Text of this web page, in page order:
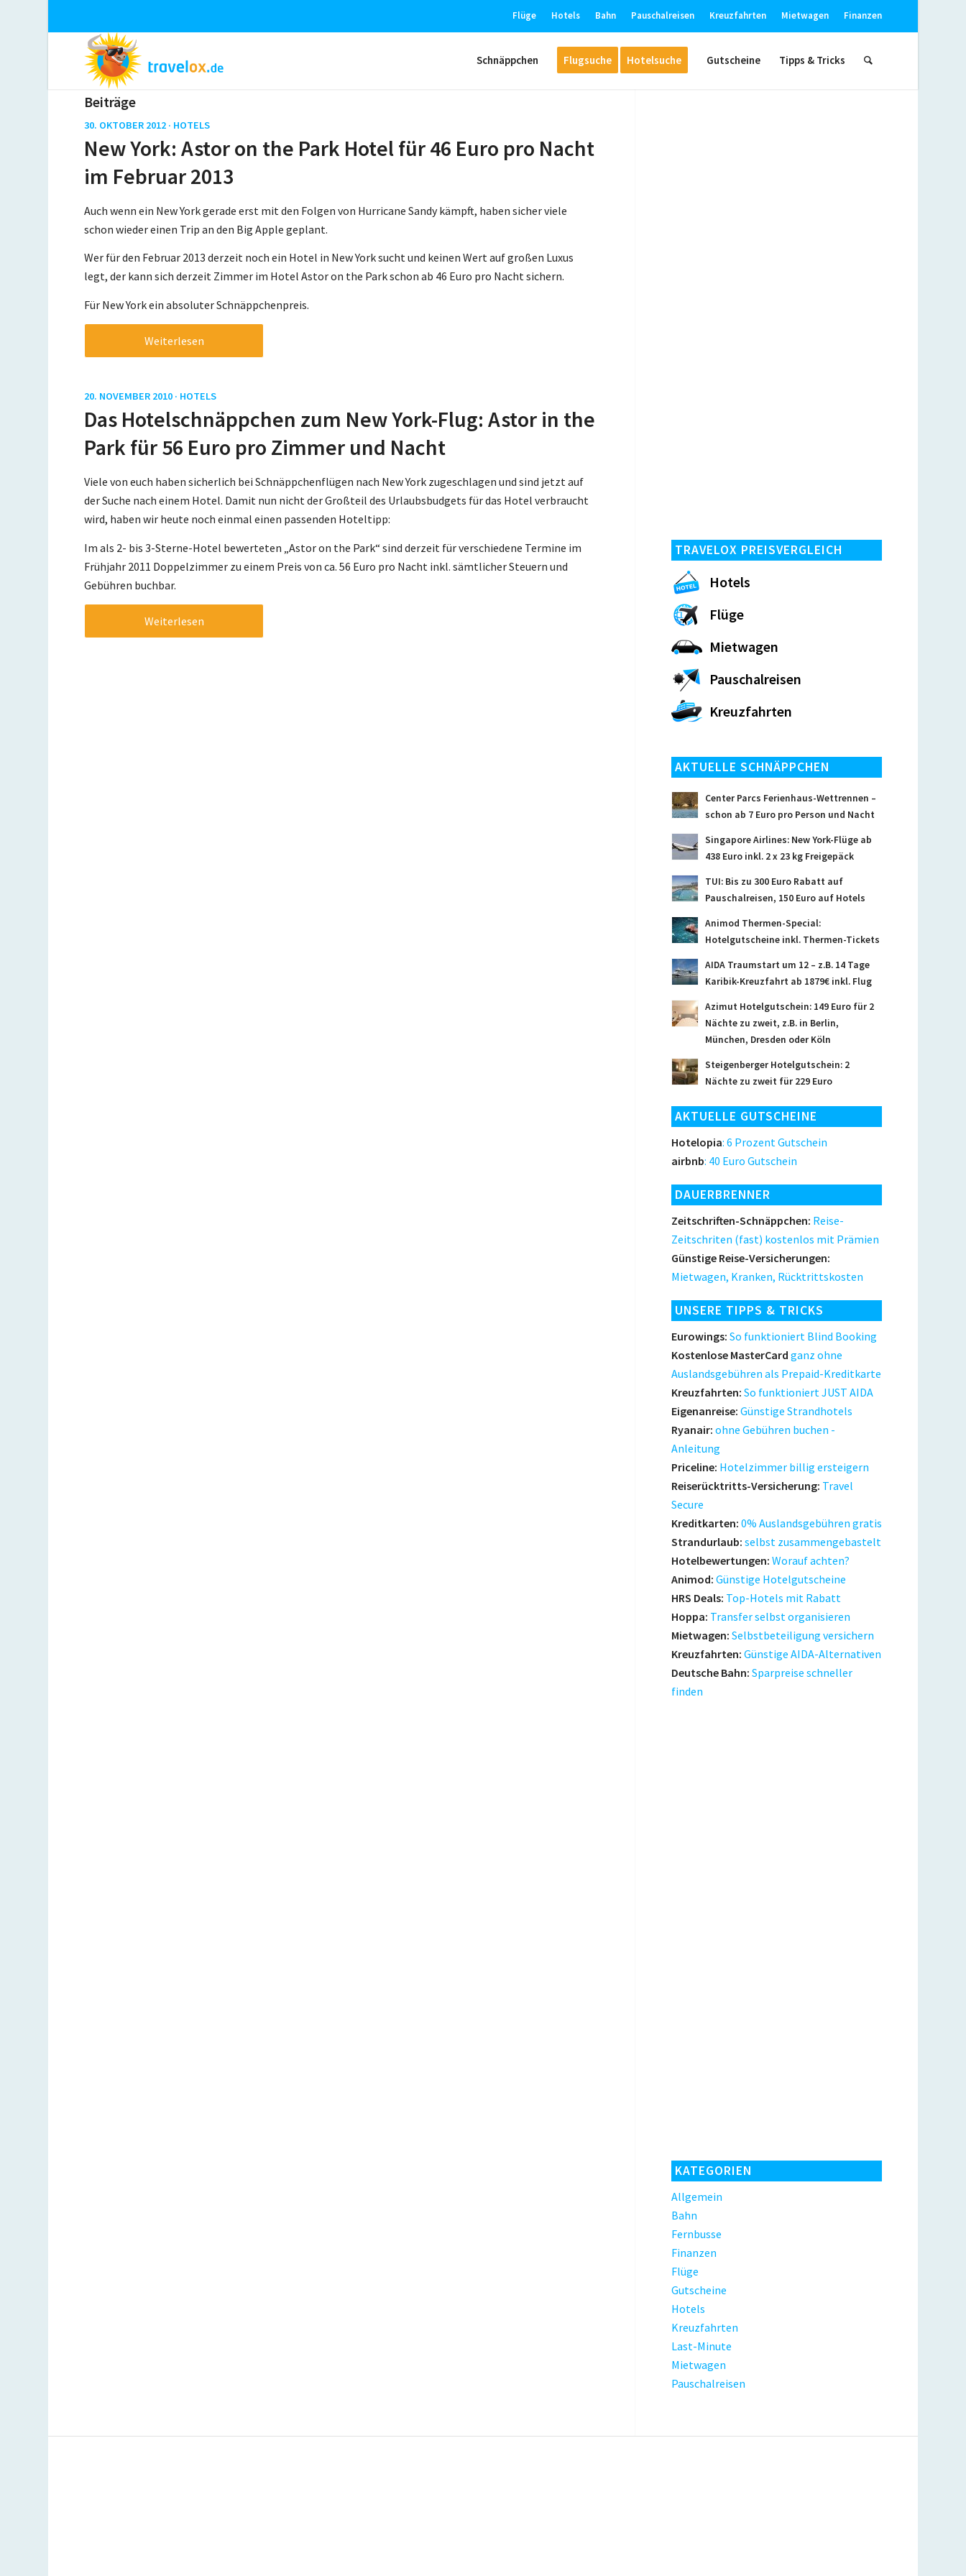
Flüge Hotels Bahn Pauschalreisen Kreuzfahrten Mietwagen Finanzen
Schnäppchen Flugsuche Hotelsuche Gutscheine Tipps & Tricks
Beiträge
30. OKTOBER 2012 · HOTELS
New York: Astor on the Park Hotel für 46 Euro pro Nacht
im Februar 2013
Auch wenn ein New York gerade erst mit den Folgen von Hurricane Sandy kämpft, haben sicher viele
schon wieder einen Trip an den Big Apple geplant.
Wer für den Februar 2013 derzeit noch ein Hotel in New York sucht und keinen Wert auf großen Luxus
legt, der kann sich derzeit Zimmer im Hotel Astor on the Park schon ab 46 Euro pro Nacht sichern.
Für New York ein absoluter Schnäppchenpreis.
Weiterlesen
20. NOVEMBER 2010 · HOTELS
Das Hotelschnäppchen zum New York-Flug: Astor in the
Park für 56 Euro pro Zimmer und Nacht
Viele von euch haben sicherlich bei Schnäppchenflügen nach New York zugeschlagen und sind jetzt auf
der Suche nach einem Hotel. Damit nun nicht der Großteil des Urlaubsbudgets für das Hotel verbraucht
wird, haben wir heute noch einmal einen passenden Hoteltipp:
Im als 2- bis 3-Sterne-Hotel bewerteten „Astor on the Park“ sind derzeit für verschiedene Termine im
Frühjahr 2011 Doppelzimmer zu einem Preis von ca. 56 Euro pro Nacht inkl. sämtlicher Steuern und
Gebühren buchbar.
Weiterlesen
TRAVELOX PREISVERGLEICH
Hotels
Flüge
Mietwagen
Pauschalreisen
Kreuzfahrten
AKTUELLE SCHNÄPPCHEN
Center Parcs Ferienhaus-Wettrennen –
schon ab 7 Euro pro Person und Nacht
Singapore Airlines: New York-Flüge ab
438 Euro inkl. 2 x 23 kg Freigepäck
TUI: Bis zu 300 Euro Rabatt auf
Pauschalreisen, 150 Euro auf Hotels
Animod Thermen-Special:
Hotelgutscheine inkl. Thermen-Tickets
AIDA Traumstart um 12 – z.B. 14 Tage
Karibik-Kreuzfahrt ab 1879€ inkl. Flug
Azimut Hotelgutschein: 149 Euro für 2
Nächte zu zweit, z.B. in Berlin,
München, Dresden oder Köln
Steigenberger Hotelgutschein: 2
Nächte zu zweit für 229 Euro
AKTUELLE GUTSCHEINE
Hotelopia: 6 Prozent Gutschein
airbnb: 40 Euro Gutschein
DAUERBRENNER
Zeitschriften-Schnäppchen: Reise-
Zeitschriten (fast) kostenlos mit Prämien
Günstige Reise-Versicherungen:
Mietwagen, Kranken, Rücktrittskosten
UNSERE TIPPS & TRICKS
Eurowings: So funktioniert Blind Booking
Kostenlose MasterCard ganz ohne
Auslandsgebühren als Prepaid-Kreditkarte
Kreuzfahrten: So funktioniert JUST AIDA
Eigenanreise: Günstige Strandhotels
Ryanair: ohne Gebühren buchen -
Anleitung
Priceline: Hotelzimmer billig ersteigern
Reiserücktritts-Versicherung: Travel
Secure
Kreditkarten: 0% Auslandsgebühren gratis
Strandurlaub: selbst zusammengebastelt
Hotelbewertungen: Worauf achten?
Animod: Günstige Hotelgutscheine
HRS Deals: Top-Hotels mit Rabatt
Hoppa: Transfer selbst organisieren
Mietwagen: Selbstbeteiligung versichern
Kreuzfahrten: Günstige AIDA-Alternativen
Deutsche Bahn: Sparpreise schneller
finden
KATEGORIEN
Allgemein
Bahn
Fernbusse
Finanzen
Flüge
Gutscheine
Hotels
Kreuzfahrten
Last-Minute
Mietwagen
Pauschalreisen